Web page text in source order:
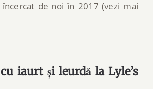
de noi în 2017 (vezi mai
iaurt și leurdă la Lyle’s